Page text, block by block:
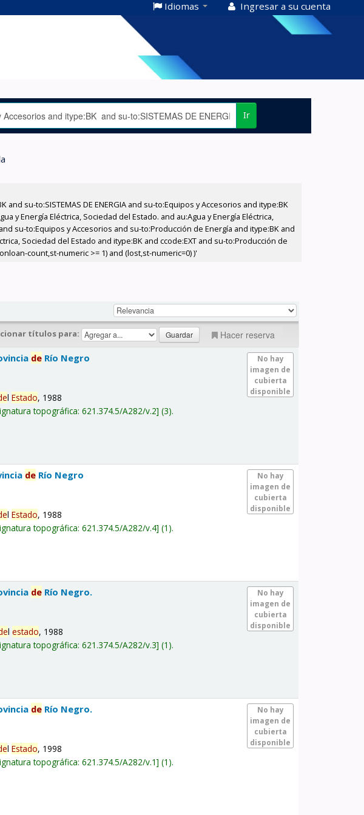
Idiomas Ingresar a su cuenta
Ir
su-to:SISTEMAS DE ENERGIA and su-to:Equipos y Accesorios and itype:BK
y Energía Eléctrica, Sociedad del Estado. and au:Agua y Energía Eléctrica,
su-to:Equipos y Accesorios and su-to:Producción de Energía and itype:BK and
Sociedad del Estado and itype:BK and ccode:EXT and su-to:Producción de
count,st-numeric >= 1) and (lost,st-numeric=0) )'
títulos para: Hacer reserva
No hay
imagen de
cubierta
disponible
de Río Negro
lEstado, 1988
topográfica:621.374.5/A282/v.2 (3).
No hay
imagen de
cubierta
disponible
de Río Negro
lEstado, 1988
topográfica:621.374.5/A282/v.4 (1).
No hay
imagen de
cubierta
disponible
de Río Negro.
lestado, 1988
topográfica:621.374.5/A282/v.3 (1).
No hay
imagen de
cubierta
disponible
de Río Negro.
lEstado, 1998
topográfica:621.374.5/A282/v.1 (1).